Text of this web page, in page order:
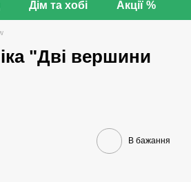
Дім та хобі Акції %
"Дві вершини
В бажання